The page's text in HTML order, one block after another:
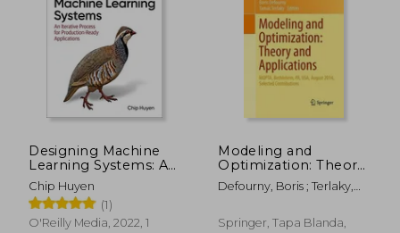
Designing Machine
Learning Systems: An
Iterative Process for
Production-Ready
Applications (en
Inglés)
Chip Huyen
(1)
O'Reilly Media, 2022, 1
Modeling and
Optimization: Theory
and Applications:
Mopta, Bethlehem,
Selected
Defourny, Boris ; Terlaky,
Springer, Tapa Blanda,